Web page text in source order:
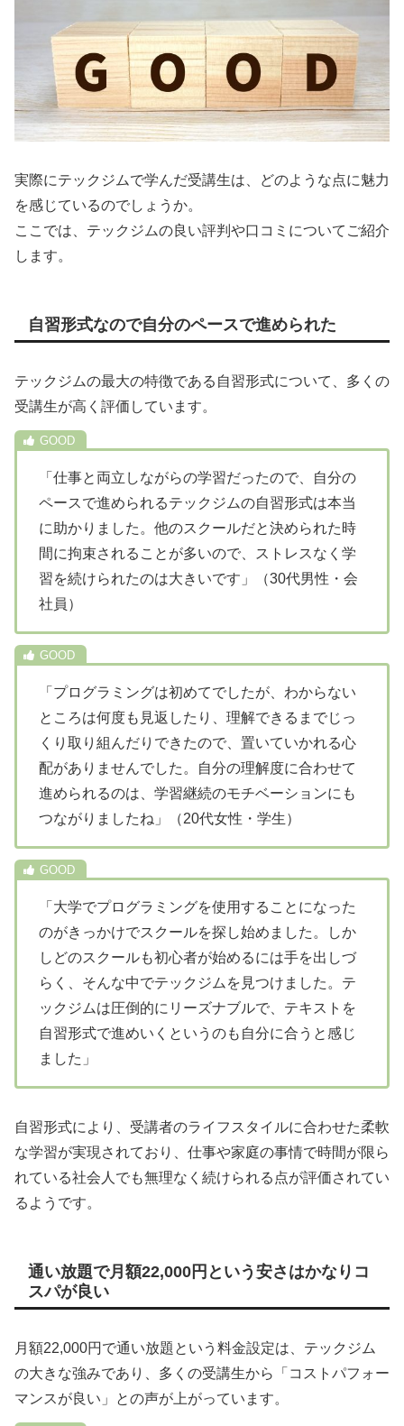
実際にテックジムで学んだ受講生は、どのような点に魅力
を感じているのでしょうか。
ここでは、テックジムの良い評判や口コミについてご紹介
します。
自習形式なので自分のペースで進められた
テックジムの最大の特徴である自習形式について、多くの
受講生が高く評価しています。
「仕事と両立しながらの学習だったので、自分の
ペースで進められるテックジムの自習形式は本当
に助かりました。他のスクールだと決められた時
間に拘束されることが多いので、ストレスなく学
習を続けられたのは大きいです」（30代男性・会
社員）
「プログラミングは初めてでしたが、わからない
ところは何度も見返したり、理解できるまでじっ
くり取り組んだりできたので、置いていかれる心
配がありませんでした。自分の理解度に合わせて
進められるのは、学習継続のモチベーションにも
つながりましたね」（20代女性・学生）
「大学でプログラミングを使用することになった
のがきっかけでスクールを探し始めました。しか
しどのスクールも初心者が始めるには手を出しづ
らく、そんな中でテックジムを見つけました。テ
ックジムは圧倒的にリーズナブルで、テキストを
自習形式で進めいくというのも自分に合うと感じ
ました」
自習形式により、受講者のライフスタイルに合わせた柔軟
な学習が実現されており、仕事や家庭の事情で時間が限ら
れている社会人でも無理なく続けられる点が評価されてい
るようです。
通い放題で月額22,000円という安さはかなりコ
スパが良い
月額22,000円で通い放題という料金設定は、テックジム
の大きな強みであり、多くの受講生から「コストパフォー
マンスが良い」との声が上がっています。